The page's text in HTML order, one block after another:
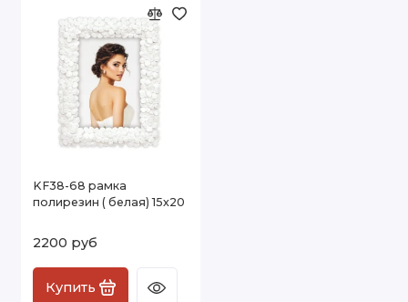
KF38-68 рамка
полирезин ( белая) 15х20
2200 руб
Купить